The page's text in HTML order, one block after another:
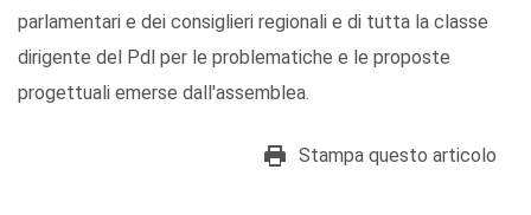
parlamentari e dei consiglieri regionali e di tutta la classe
dirigente del Pdl per le problematiche e le proposte
progettuali emerse dall'assemblea.
Stampa questo articolo